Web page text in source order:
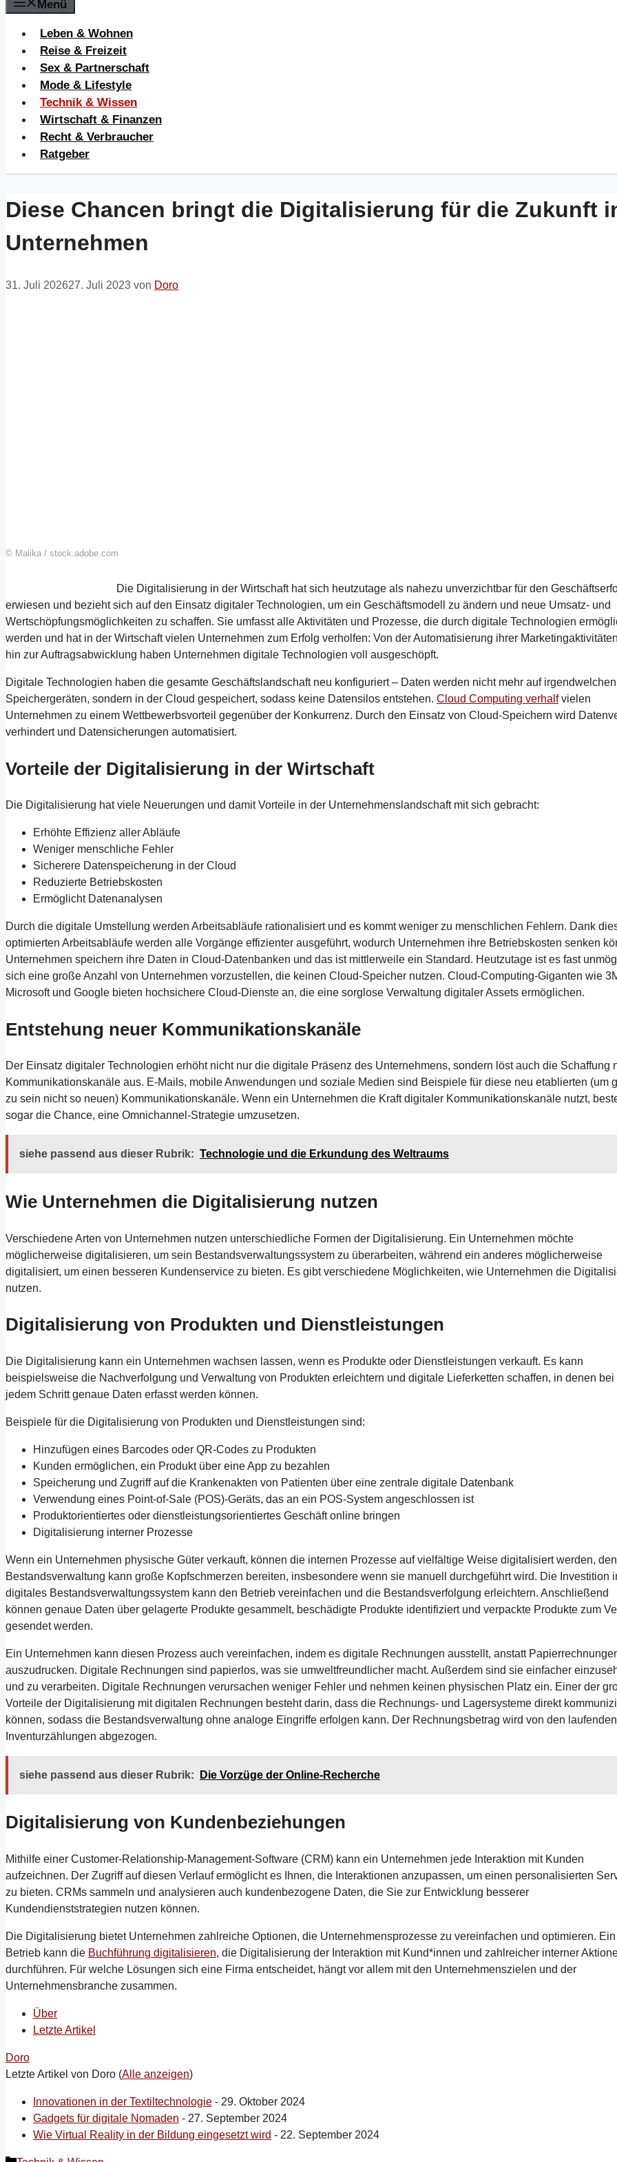
Menü
Leben & Wohnen
Reise & Freizeit
Sex & Partnerschaft
Mode & Lifestyle
Technik & Wissen
Wirtschaft & Finanzen
Recht & Verbraucher
Ratgeber
Diese Chancen bringt die Digitalisierung für die Zukunft
Unternehmen
31. Juli 202627. Juli 2023 von Doro
© Malika / stock.adobe.com
Die Digitalisierung in der Wirtschaft hat sich heutzutage als nahezu unverzichtbar für den
erwiesen und bezieht sich auf den Einsatz digitaler Technologien, um ein Geschäftsmodell zu ändern und neue Umsatz- und
Wertschöpfungsmöglichkeiten zu schaffen. Sie umfasst alle Aktivitäten und Prozesse, die durch digitale Technologien
werden und hat in der Wirtschaft vielen Unternehmen zum Erfolg verholfen: Von der Automatisierung ihrer
hin zur Auftragsabwicklung haben Unternehmen digitale Technologien voll ausgeschöpft.
Digitale Technologien haben die gesamte Geschäftslandschaft neu konfiguriert – Daten werden nicht mehr auf irgendwelchen
Speichergeräten, sondern in der Cloud gespeichert, sodass keine Datensilos entstehen. Cloud Computing verhalfvielen
Unternehmen zu einem Wettbewerbsvorteil gegenüber der Konkurrenz. Durch den Einsatz von Cloud-Speichern wird
verhindert und Datensicherungen automatisiert.
Vorteile der Digitalisierung in der Wirtschaft
Die Digitalisierung hat viele Neuerungen und damit Vorteile in der Unternehmenslandschaft mit sich gebracht:
Erhöhte Effizienz aller Abläufe
Weniger menschliche Fehler
Sicherere Datenspeicherung in der Cloud
Reduzierte Betriebskosten
Ermöglicht Datenanalysen
Durch die digitale Umstellung werden Arbeitsabläufe rationalisiert und es kommt weniger zu menschlichen Fehlern. Dank
optimierten Arbeitsabläufe werden alle Vorgänge effizienter ausgeführt, wodurch Unternehmen ihre Betriebskosten senken
Unternehmen speichern ihre Daten in Cloud-Datenbanken und das ist mittlerweile ein Standard. Heutzutage ist es fast
sich eine große Anzahl von Unternehmen vorzustellen, die keinen Cloud-Speicher nutzen. Cloud-Computing-Giganten wie
Microsoft und Google bieten hochsichere Cloud-Dienste an, die eine sorglose Verwaltung digitaler Assets ermöglichen.
Entstehung neuer Kommunikationskanäle
Der Einsatz digitaler Technologien erhöht nicht nur die digitale Präsenz des Unternehmens, sondern löst auch die Schaffung
Kommunikationskanäle aus. E-Mails, mobile Anwendungen und soziale Medien sind Beispiele für diese neu etablierten (um
zu sein nicht so neuen) Kommunikationskanäle. Wenn ein Unternehmen die Kraft digitaler Kommunikationskanäle nutzt,
sogar die Chance, eine Omnichannel-Strategie umzusetzen.
siehe passend aus dieser Rubrik: Technologie und die Erkundung des Weltraums
Wie Unternehmen die Digitalisierung nutzen
Verschiedene Arten von Unternehmen nutzen unterschiedliche Formen der Digitalisierung. Ein Unternehmen möchte
möglicherweise digitalisieren, um sein Bestandsverwaltungssystem zu überarbeiten, während ein anderes möglicherweise
digitalisiert, um einen besseren Kundenservice zu bieten. Es gibt verschiedene Möglichkeiten, wie Unternehmen die
nutzen.
Digitalisierung von Produkten und Dienstleistungen
Die Digitalisierung kann ein Unternehmen wachsen lassen, wenn es Produkte oder Dienstleistungen verkauft. Es kann
beispielsweise die Nachverfolgung und Verwaltung von Produkten erleichtern und digitale Lieferketten schaffen, in denen bei
jedem Schritt genaue Daten erfasst werden können.
Beispiele für die Digitalisierung von Produkten und Dienstleistungen sind:
Hinzufügen eines Barcodes oder QR-Codes zu Produkten
Kunden ermöglichen, ein Produkt über eine App zu bezahlen
Speicherung und Zugriff auf die Krankenakten von Patienten über eine zentrale digitale Datenbank
Verwendung eines Point-of-Sale (POS)-Geräts, das an ein POS-System angeschlossen ist
Produktorientiertes oder dienstleistungsorientiertes Geschäft online bringen
Digitalisierung interner Prozesse
Wenn ein Unternehmen physische Güter verkauft, können die internen Prozesse auf vielfältige Weise digitalisiert werden,
Bestandsverwaltung kann große Kopfschmerzen bereiten, insbesondere wenn sie manuell durchgeführt wird. Die Investition
digitales Bestandsverwaltungssystem kann den Betrieb vereinfachen und die Bestandsverfolgung erleichtern. Anschließend
können genaue Daten über gelagerte Produkte gesammelt, beschädigte Produkte identifiziert und verpackte Produkte zum
gesendet werden.
Ein Unternehmen kann diesen Prozess auch vereinfachen, indem es digitale Rechnungen ausstellt, anstatt
auszudrucken. Digitale Rechnungen sind papierlos, was sie umweltfreundlicher macht. Außerdem sind sie einfacher
und zu verarbeiten. Digitale Rechnungen verursachen weniger Fehler und nehmen keinen physischen Platz ein. Einer der
Vorteile der Digitalisierung mit digitalen Rechnungen besteht darin, dass die Rechnungs- und Lagersysteme direkt
können, sodass die Bestandsverwaltung ohne analoge Eingriffe erfolgen kann. Der Rechnungsbetrag wird von den laufenden
Inventurzählungen abgezogen.
siehe passend aus dieser Rubrik: Die Vorzüge der Online-Recherche
Digitalisierung von Kundenbeziehungen
Mithilfe einer Customer-Relationship-Management-Software (CRM) kann ein Unternehmen jede Interaktion mit Kunden
aufzeichnen. Der Zugriff auf diesen Verlauf ermöglicht es Ihnen, die Interaktionen anzupassen, um einen personalisierten
zu bieten. CRMs sammeln und analysieren auch kundenbezogene Daten, die Sie zur Entwicklung besserer
Kundendienststrategien nutzen können.
Die Digitalisierung bietet Unternehmen zahlreiche Optionen, die Unternehmensprozesse zu vereinfachen und optimieren. Ein
Betrieb kann die Buchführung digitalisieren, die Digitalisierung der Interaktion mit Kund*innen und zahlreicher interner
durchführen. Für welche Lösungen sich eine Firma entscheidet, hängt vor allem mit den Unternehmenszielen und der
Unternehmensbranche zusammen.
Über
Letzte Artikel
Doro
Letzte Artikel von Doro (Alle anzeigen)
Innovationen in der Textiltechnologie - 29. Oktober 2024
Gadgets für digitale Nomaden - 27. September 2024
Wie Virtual Reality in der Bildung eingesetzt wird - 22. September 2024